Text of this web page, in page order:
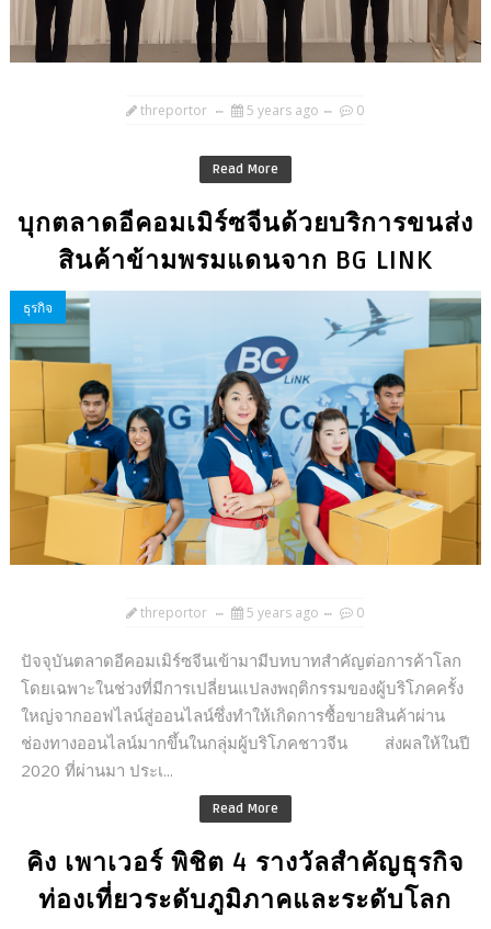
threportor 5 years ago 0
Read More
บุกตลาดอีคอมเมิร์ซจีนด้วยบริการขนส่ง
สินค้าข้ามพรมแดนจาก BG LINK
ธุรกิจ
threportor 5 years ago 0
ปัจจุบันตลาดอีคอมเมิร์ซจีนเข้ามามีบทบาทสำคัญต่อการค้าโลก
โดยเฉพาะในช่วงที่มีการเปลี่ยนแปลงพฤติกรรมของผู้บริโภคครั้ง
ใหญ่จากออฟไลน์สู่ออนไลน์ซึ่งทำให้เกิดการซื้อขายสินค้าผ่าน
ช่องทางออนไลน์มากขึ้นในกลุ่มผู้บริโภคชาวจีน ส่งผลให้ในปี
2020 ที่ผ่านมา ประเ...
Read More
คิง เพาเวอร์ พิชิต 4 รางวัลสำคัญธุรกิจ
ท่องเที่ยวระดับภูมิภาคและระดับโลก